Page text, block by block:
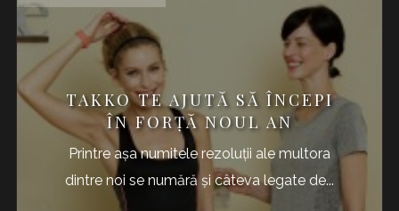
TAKKO TE AJUTĂ SĂ ÎNCEPI
ÎN FORȚĂ NOUL AN
Printre așa numitele rezoluții ale multora
dintre noi se numără și câteva legate de...